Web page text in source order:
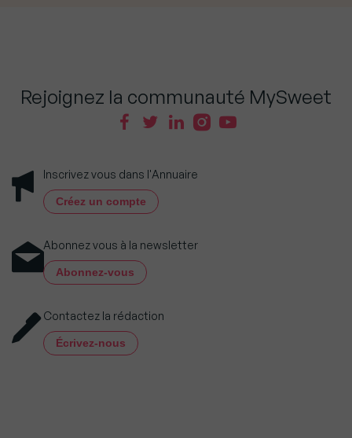
Rejoignez la communauté MySweet
Inscrivez vous dans l'Annuaire
Créez un compte
Abonnez vous à la newsletter
Abonnez-vous
Contactez la rédaction
Écrivez-nous